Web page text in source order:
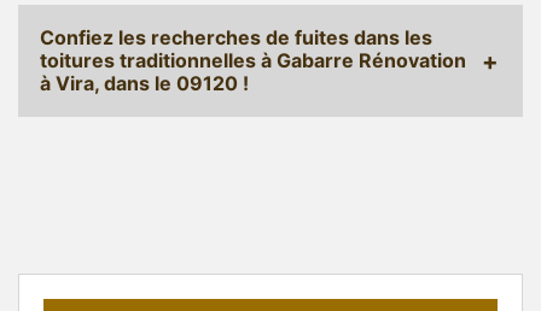
Confiez les recherches de fuites dans les
toitures traditionnelles à Gabarre Rénovation
à Vira, dans le 09120 !